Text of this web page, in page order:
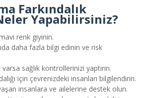
Farkındalık
Yapabilirsiniz?
renk giyinin.
daha fazla bilgi edinin ve risk
sağlık kontrollerinizi yaptırın.
için çevrenizdeki insanları bilgilendirin.
insanlara ve ailelerine destek olun.